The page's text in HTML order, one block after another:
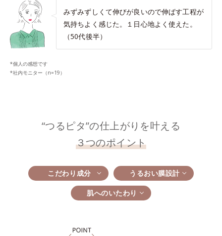
みずみずしくて伸びが良いので伸ばす工程が
気持ちよく感じた。１日心地よく使えた。
（50代後半）
*個人の感想です
*社内モニター（n=19）
“つるピタ”の仕上がりを叶える
３つのポイント
こだわり成分 うるおい膜設計
肌へのいたわり